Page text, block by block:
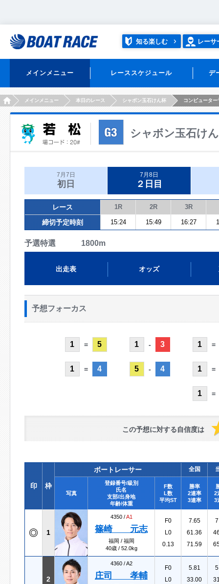
知る楽しむ レーサ
メインメニュー レーススケジュール デ
HOMEメインメニュー 本日のレース シャボン玉石けん杯 コンピューター
シャボン玉石け
7月7日
初日
7月8日
２日目
レース 1R 2R 3R
締切予定時刻 15:24 15:49 16:27
予選特選 1800m
出走表 オッズ
予想フォーカス
1 = 5
1 = 4
1 - 3
5 - 4
1 =
1 =
1 =
この予想に対する自信度は
印 枠
ボートレーサー 全国
写真
登録番号/級別
氏名
支部/出身地
年齢/体重
F数
L数
平均ST
勝率
2連率
3連率
2
3
1
4350 /A1
篠崎 元志
福岡 / 福岡
40歳 / 52.0kg
F0
L0
0.13
7.65
61.36
71.59
2
4360 /A2
庄司 孝輔
F0
L0
5.81
33.00